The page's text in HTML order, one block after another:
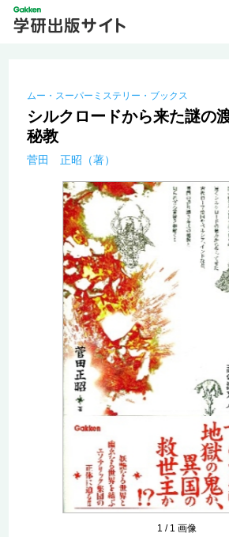
ムー・スーパーミステリー・ブックス
シルクロードから来た謎
秘教
菅田 正昭（著）
1 / 1 画像